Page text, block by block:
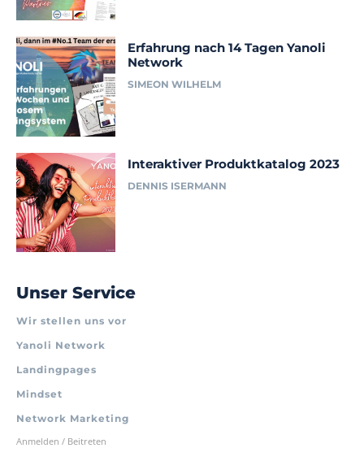
Erfahrung nach 14 Tagen Yanoli
Network
SIMEON WILHELM
Interaktiver Produktkatalog 2023
DENNIS ISERMANN
Unser Service
Wir stellen uns vor
Yanoli Network
Landingpages
Mindset
Network Marketing
Anmelden / Beitreten